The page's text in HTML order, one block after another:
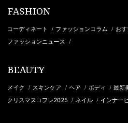
FASHION
コーディネート / ファッションコラム / お
ファッションニュース /
BEAUTY
メイク / スキンケア / ヘア / ボディ / 最新
クリスマスコフレ2025 / ネイル / インナー